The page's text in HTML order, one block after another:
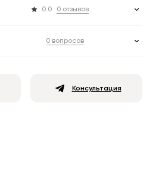
0.0 0 отзывов
0 вопросов
Консультация